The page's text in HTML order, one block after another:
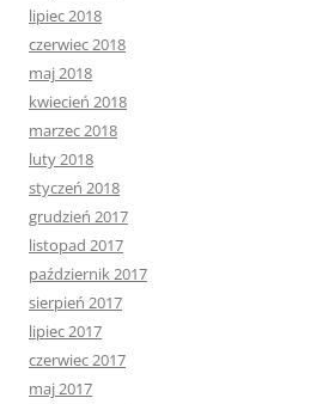
lipiec 2018
czerwiec 2018
maj 2018
kwiecień 2018
marzec 2018
luty 2018
styczeń 2018
grudzień 2017
listopad 2017
październik 2017
sierpień 2017
lipiec 2017
czerwiec 2017
maj 2017